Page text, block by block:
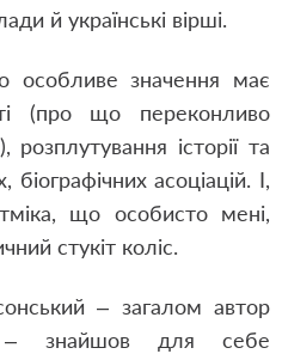
й українські вірші.
особливе значення має
(про що переконливо
історії та
асоціацій. І,
що особисто мені,
стукіт коліс.
– загалом автор
– знайшов для себе